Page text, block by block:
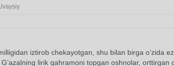
iztirob chekayotgan, shu bilan birga o’zida
lirik qahramoni topgan oshnolar, orttirgan